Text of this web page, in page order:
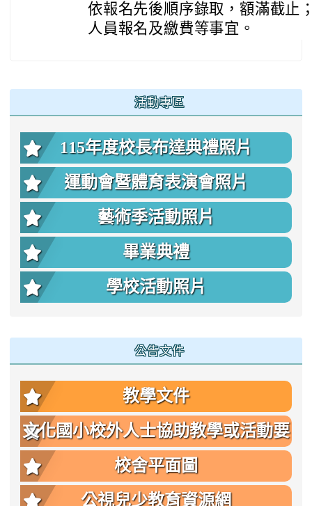
依報名先後順序錄取，額滿截止
人員報名及繳費等事宜。
活動專區
115年度校長布達典禮照片
運動會暨體育表演會照片
藝術季活動照片
畢業典禮
學校活動照片
公告文件
教學文件
文化國小校外人士協助教學或活動要
點
校舍平面圖
公視兒少教育資源網